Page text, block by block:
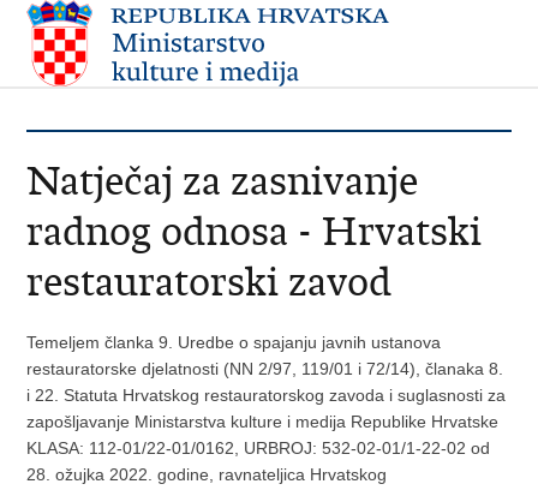
Natječaj za zasnivanje
radnog odnosa - Hrvatski
restauratorski zavod
Temeljem članka 9. Uredbe o spajanju javnih ustanova
restauratorske djelatnosti (NN 2/97, 119/01 i 72/14), članaka 8.
i 22. Statuta Hrvatskog restauratorskog zavoda i suglasnosti za
zapošljavanje Ministarstva kulture i medija Republike Hrvatske
KLASA: 112-01/22-01/0162, URBROJ: 532-02-01/1-22-02 od
28. ožujka 2022. godine, ravnateljica Hrvatskog